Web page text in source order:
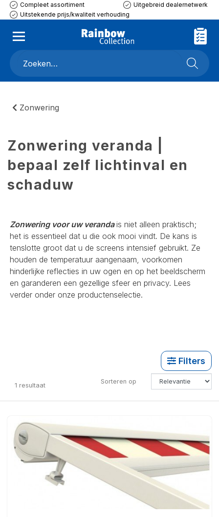
Compleet assortiment
Uitgebreid dealernetwerk
Uitstekende prijs/kwaliteit verhouding
Zonwering
Zonwering veranda |
bepaal zelf lichtinval en
schaduw
Zonwering voor uw verandais niet alleen praktisch;
het is essentieel dat u die ook mooi vindt. De kans is
tenslotte groot dat u de screens intensief gebruikt. Ze
houden de temperatuur aangenaam, voorkomen
hinderlijke reflecties in uw ogen en op het beeldscherm
en garanderen een gezellige sfeer en privacy. Lees
verder onder onze productenselectie.
Filters
1 resultaat Sorteren op